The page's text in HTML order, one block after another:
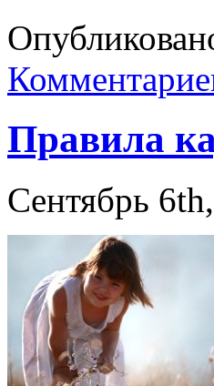
Правила
Сентябрь